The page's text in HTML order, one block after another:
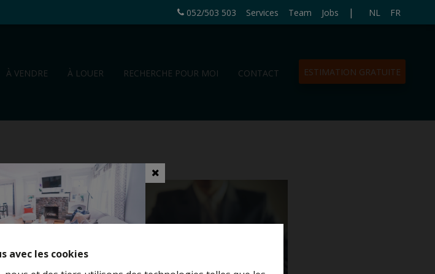
avec les cookies
052/503 503 Services Team Jobs | NL FR
À VENDRE À LOUER RECHERCHE POUR MOI CONTACT ESTIMATION GRATUITE
toujours de si
est simple et
le montrer pour que
philosophie est le
établissons des